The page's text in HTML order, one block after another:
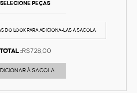
SELECIONE PEÇAS
DO LOOK PARA ADICIONÁ-LAS À SACOLA
TOTAL :R$728,00
À SACOLA